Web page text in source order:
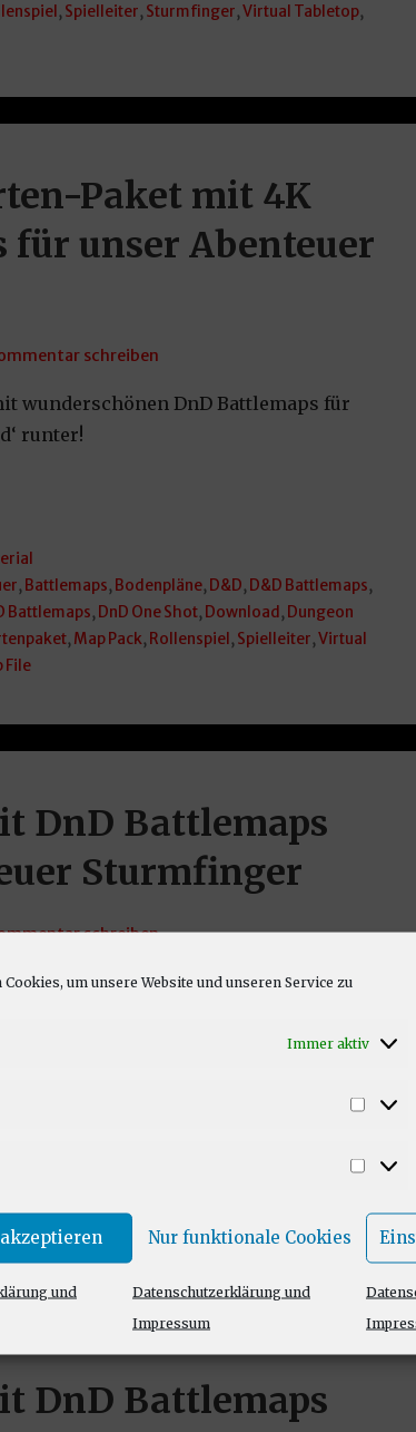
um unsere Website und unseren Service zu
Immer aktiv
Nur funktionale Cookies
und
Datenschutzerklärung und
Impressum
, Spielleiter, Sturmfinger,Virtual Tabletop,
Paket mit 4K
für unser Abenteuer
schreiben
wunderschönen DnD Battlemaps für
runter!
, Battlemaps, Bodenpläne, D&D, D&D Battlemaps,
Battlemaps, DnD One Shot, Download , Dungeon
, Map Pack, Rollenspiel , Spielleiter,Virtual
File
DnD Battlemaps
Sturmfinger
schreiben
DnD Battlemaps für unseren
,Spielleiter
DnD Battlemaps